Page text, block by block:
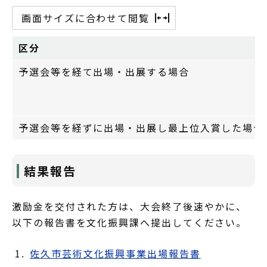
画面サイズに合わせて閲覧
区分
予選会等を経て出場・出展する場合
予選会等を経ずに出場・出展し最上位入賞した場合
結果報告
激励金を交付された方は、大会終了後速やかに、
以下の報告書を文化振興課へ提出してください。
佐久市芸術文化振興事業出場報告書